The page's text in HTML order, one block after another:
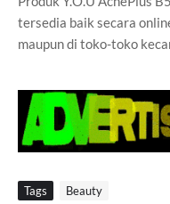
tersedia baik secara
maupun di toko-toko
Tags Beauty